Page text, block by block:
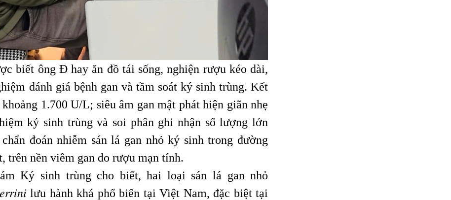
biết ông Đ hay ăn đồ tái sống, nghiện rượu kéo dài,
đánh giá bệnh gan và tầm soát ký sinh trùng. Kết
1.700 U/L; siêu âm gan mật phát hiện giãn nhẹ
ký sinh trùng và soi phân ghi nhận số lượng lớn
đoán nhiễm sán lá gan nhỏ ký sinh trong đường
trên nền viêm gan do rượu mạn tính.
Ký sinh trùng cho biết, hai loại sán lá gan nhỏ
lưu hành khá phổ biến tại Việt Nam, đặc biệt tại